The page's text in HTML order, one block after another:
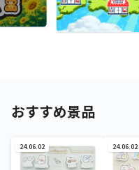
おすすめ景品
24.06.02 24.06.02